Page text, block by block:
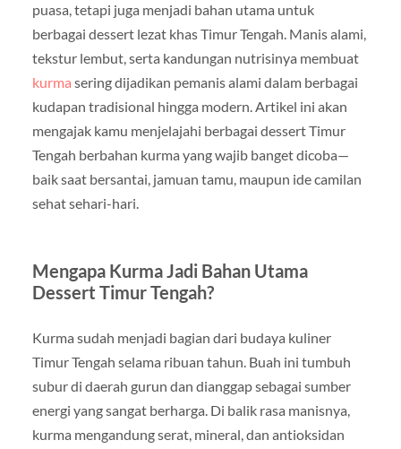
puasa, tetapi juga menjadi bahan utama untuk
berbagai dessert lezat khas Timur Tengah. Manis alami,
tekstur lembut, serta kandungan nutrisinya membuat
kurma sering dijadikan pemanis alami dalam berbagai
kudapan tradisional hingga modern. Artikel ini akan
mengajak kamu menjelajahi berbagai dessert Timur
Tengah berbahan kurma yang wajib banget dicoba—
baik saat bersantai, jamuan tamu, maupun ide camilan
sehat sehari-hari.
Mengapa Kurma Jadi Bahan Utama
Dessert Timur Tengah?
Kurma sudah menjadi bagian dari budaya kuliner
Timur Tengah selama ribuan tahun. Buah ini tumbuh
subur di daerah gurun dan dianggap sebagai sumber
energi yang sangat berharga. Di balik rasa manisnya,
kurma mengandung serat, mineral, dan antioksidan